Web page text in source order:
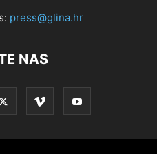
press@glina.hr
NAS